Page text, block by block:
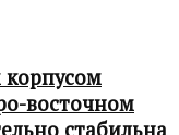
восточном
стабильна